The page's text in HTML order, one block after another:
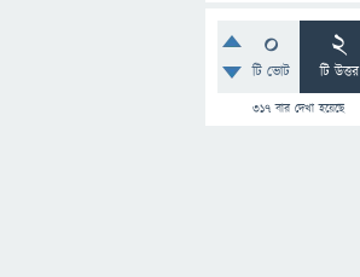
0
টি ভোট
2
টি উত্তর
317বার দেখা হয়েছে